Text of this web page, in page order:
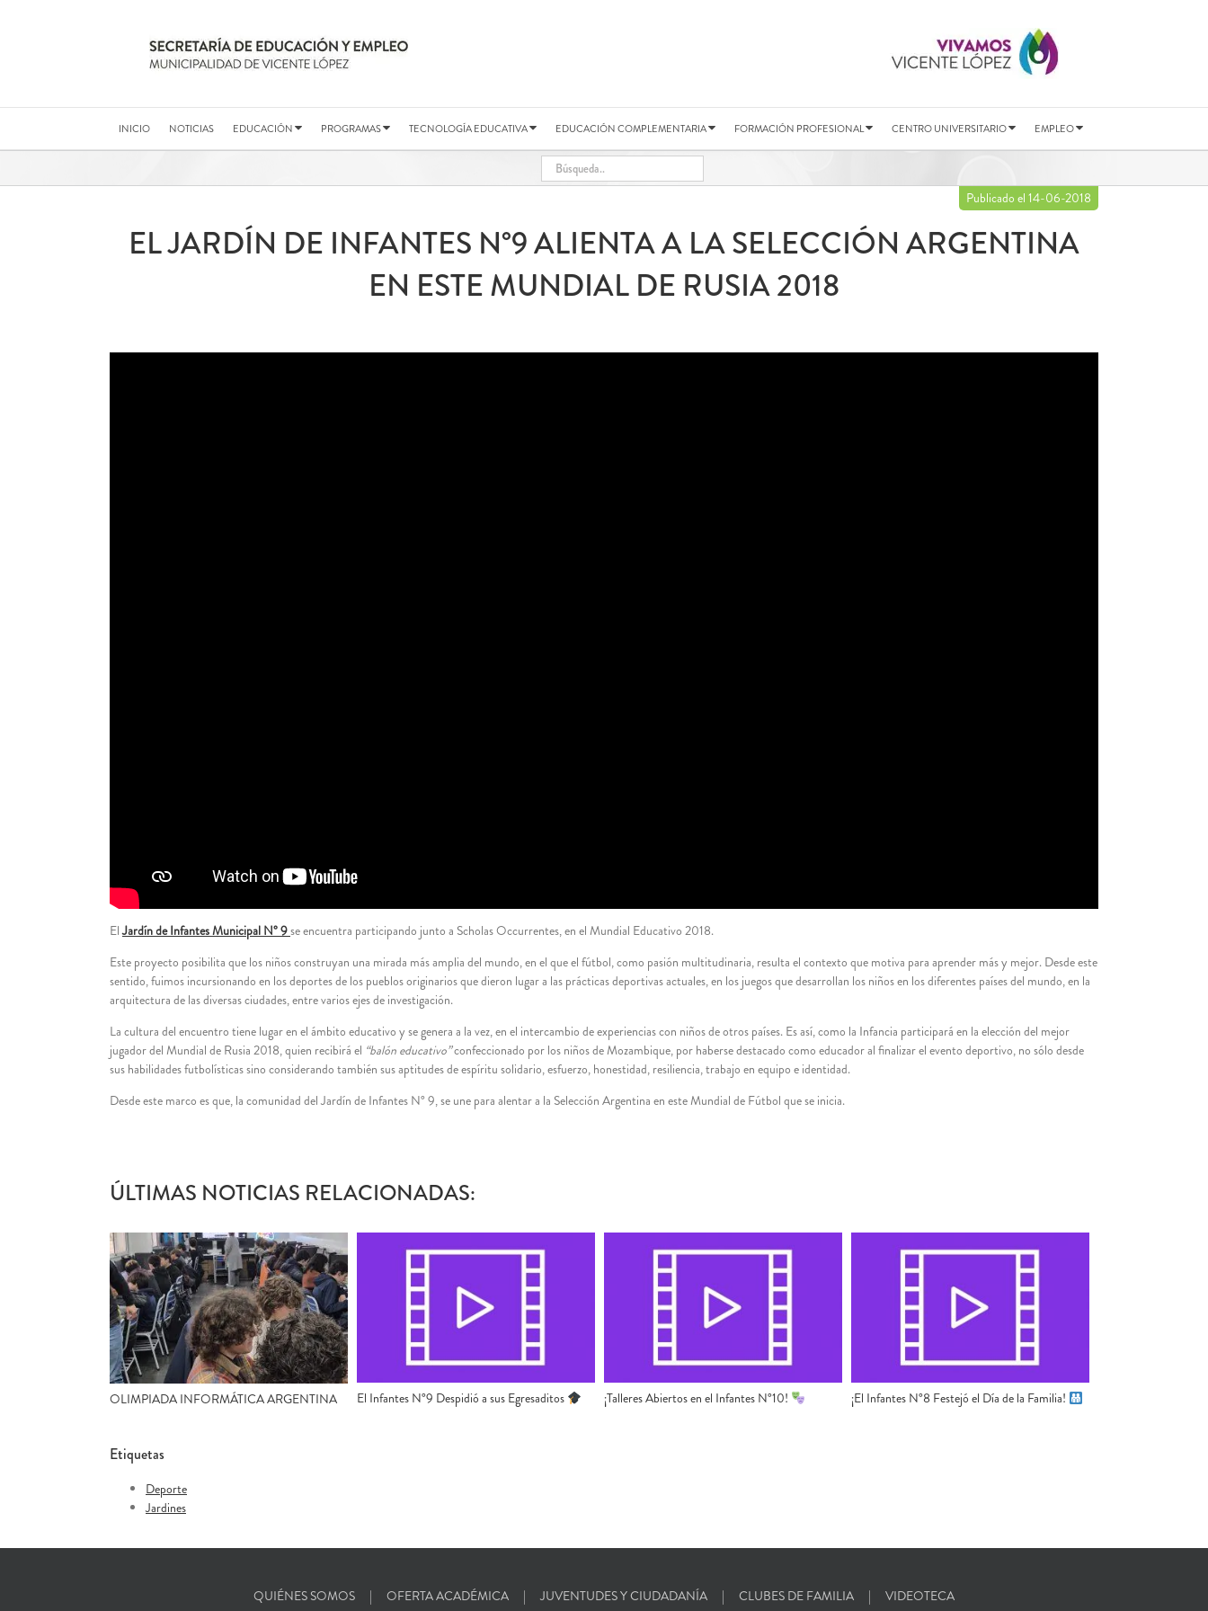
INICIO NOTICIAS EDUCACIÓN PROGRAMAS TECNOLOGÍA EDUCATIVA EDUCACIÓN COMPLEMENTARIA FORMACIÓN PROFESIONAL CENTRO UNIVERSITARIO EMPLEO
Publicado el 14-06-2018
EL JARDÍN DE INFANTES N°9 ALIENTA A LA SELECCIÓN ARGENTINA
EN ESTE MUNDIAL DE RUSIA 2018
ElJardín de Infantes Municipal N° 9se encuentra participando junto a Scholas Occurrentes, en el Mundial Educativo 2018.
Este proyecto posibilita que los niños construyan una mirada más amplia del mundo, en el que el fútbol, como pasión multitudinaria, resulta el contexto que motiva para aprender más y mejor. Desde este
sentido, fuimos incursionando en los deportes de los pueblos originarios que dieron lugar a las prácticas deportivas actuales, en los juegos que desarrollan los niños en los diferentes países del mundo, en la
arquitectura de las diversas ciudades, entre varios ejes de investigación.
La cultura del encuentro tiene lugar en el ámbito educativo y se genera a la vez, en el intercambio de experiencias con niños de otros países. Es así, como la Infancia participará en la elección del mejor
jugador del Mundial de Rusia 2018, quien recibirá el “balón educativo”confeccionado por los niños de Mozambique, por haberse destacado como educador al finalizar el evento deportivo, no sólo desde
sus habilidades futbolísticas sino considerando también sus aptitudes de espíritu solidario, esfuerzo, honestidad, resiliencia, trabajo en equipo e identidad.
Desde este marco es que, la comunidad del Jardín de Infantes N° 9, se une para alentar a la Selección Argentina en este Mundial de Fútbol que se inicia.
ÚLTIMAS NOTICIAS RELACIONADAS:
OLIMPIADA INFORMÁTICA ARGENTINA El Infantes N°9 Despidió a sus Egresaditos ¡Talleres Abiertos en el Infantes N°10! ¡El Infantes N°8 Festejó el Día de la Familia!
Etiquetas
Deporte
Jardines
QUIÉNES SOMOS OFERTA ACADÉMICA JUVENTUDES Y CIUDADANÍA CLUBES DE FAMILIA VIDEOTECA